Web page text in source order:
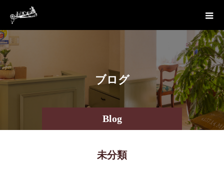
Blog
ブロ グ
未分類